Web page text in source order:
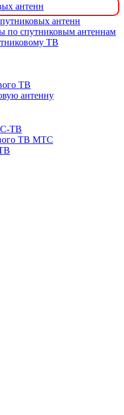
антенн
антенн
по спутниковым антеннам
ТВ
ТВ
антенну
ТВ
ТВ МТС